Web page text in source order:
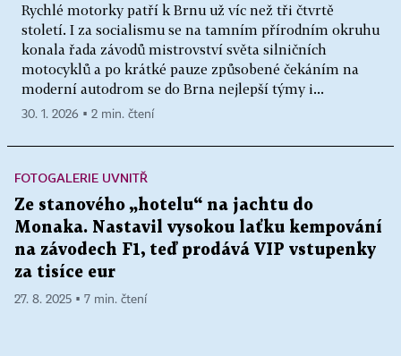
Rychlé motorky patří k Brnu už víc než tři čtvrtě
století. I za socialismu se na tamním přírodním okruhu
konala řada závodů mistrovství světa silničních
motocyklů a po krátké pauze způsobené čekáním na
moderní autodrom se do Brna nejlepší týmy i...
30. 1. 2026 ▪ 2 min. čtení
FOTOGALERIE UVNITŘ
Ze stanového „hotelu“ na jachtu do
Monaka. Nastavil vysokou laťku kempování
na závodech F1, teď prodává VIP vstupenky
za tisíce eur
27. 8. 2025 ▪ 7 min. čtení